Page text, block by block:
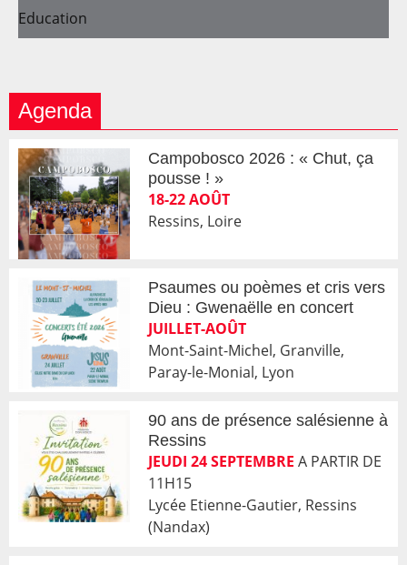
Education
Agenda
Campobosco 2026 : « Chut, ça
pousse ! »
18-22 AOÛT
Ressins, Loire
Psaumes ou poèmes et cris vers
Dieu : Gwenaëlle en concert
JUILLET-AOÛT
Mont-Saint-Michel, Granville,
Paray-le-Monial, Lyon
90 ans de présence salésienne à
Ressins
JEUDI 24 SEPTEMBRE A PARTIR DE
11H15
Lycée Etienne-Gautier, Ressins
(Nandax)